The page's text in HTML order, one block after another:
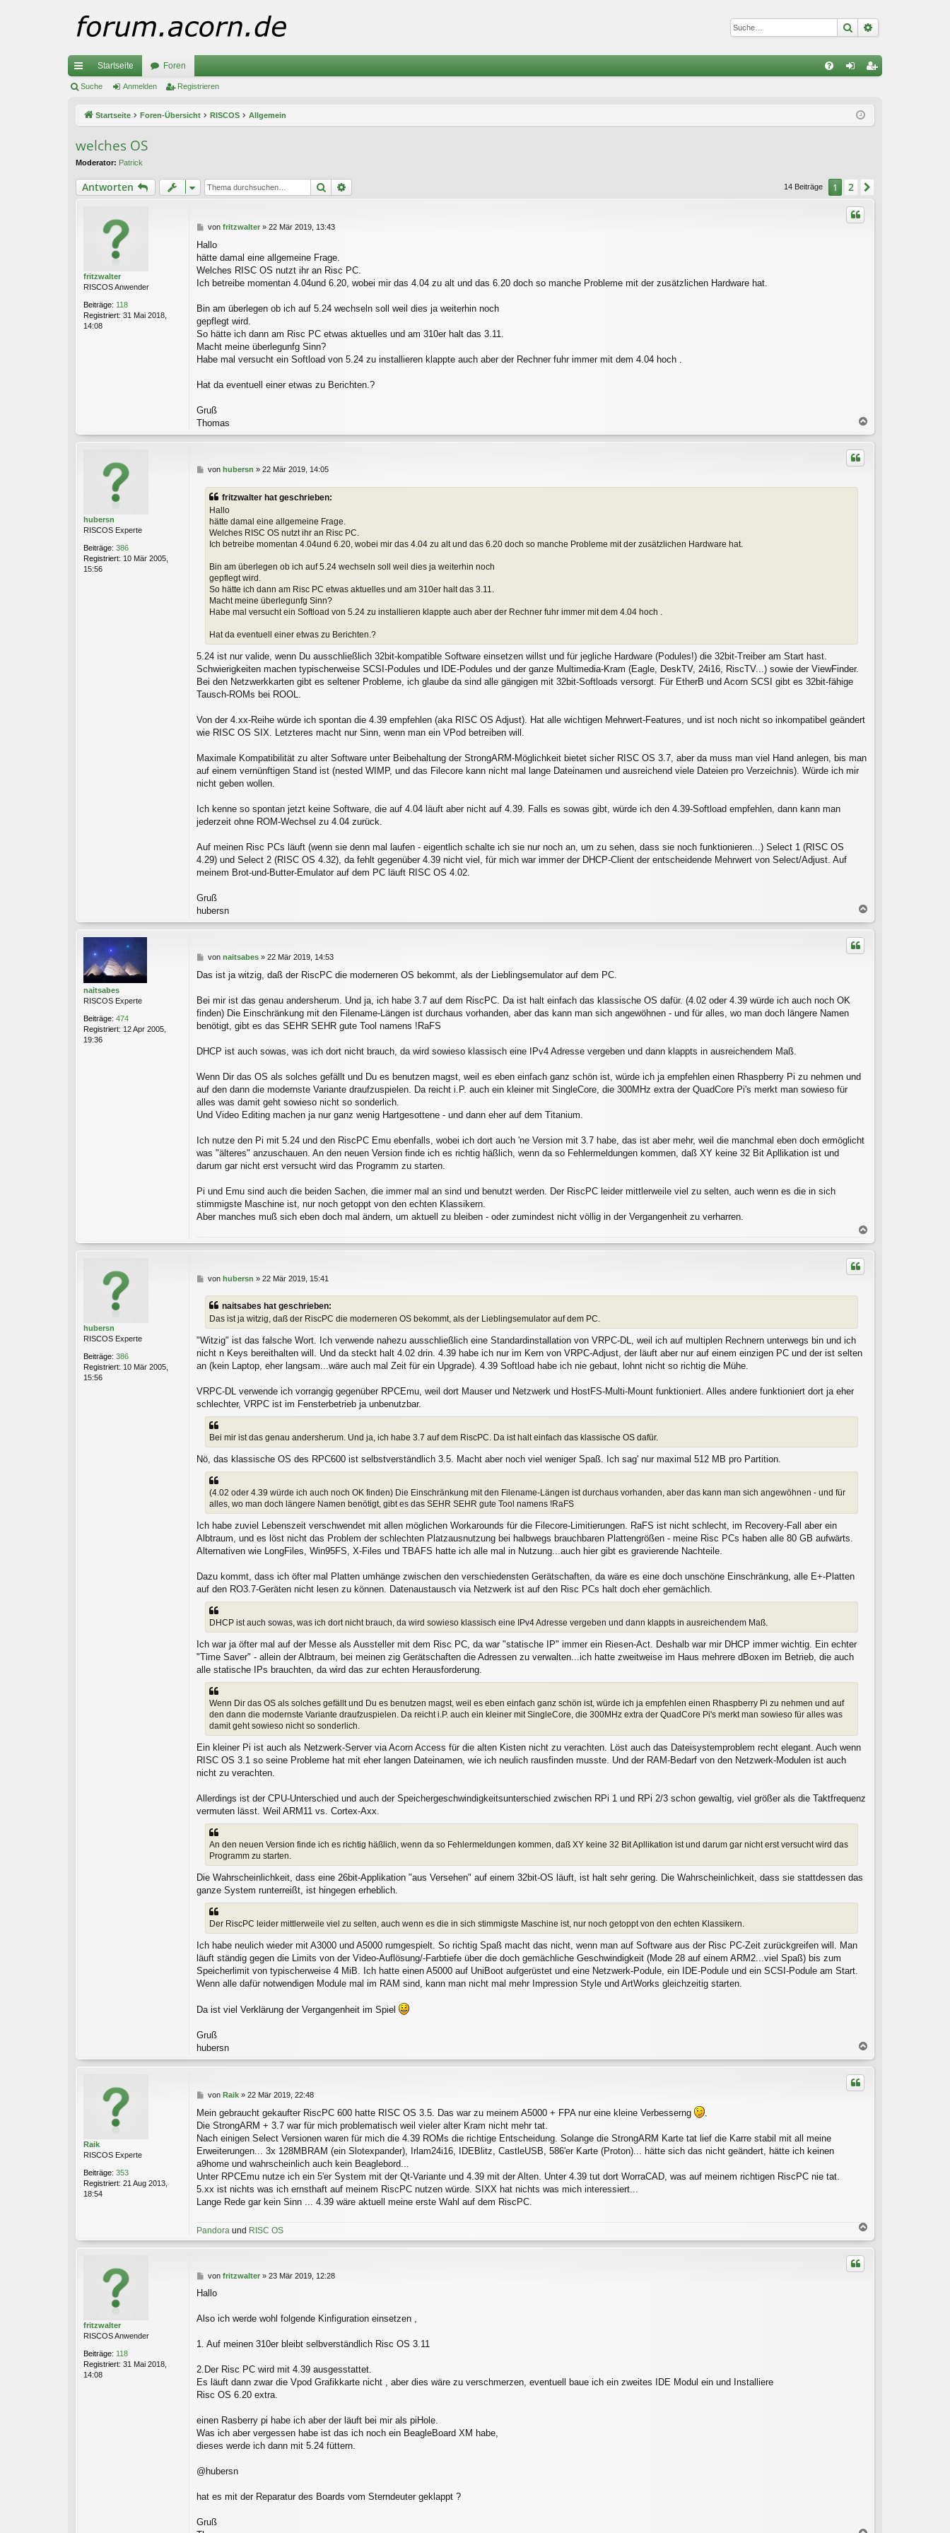
Suche
ch
ug
Startseite Foren
ist
Suche Anmelden Registrieren
Startseite Foren-Übersicht RISCOS Allgemein
welches OS
Moderator: Patrick
Antworten Suche 14 Beiträge 1 2
fritzwalter
RISCOS Anwender
Beiträge: 118
Registriert: 31 Mai 2018,
14:08
B
i
t
r
a
von fritzwalter» 22 Mär 2019, 13:43
Hallo
hätte damal eine allgemeine Frage.
Welches RISC OS nutzt ihr an Risc PC.
Ich betreibe momentan 4.04und 6.20, wobei mir das 4.04 zu alt und das 6.20 doch so manche Probleme mit der zusätzlichen Hardware hat.
Bin am überlegen ob ich auf 5.24 wechseln soll weil dies ja weiterhin noch
gepflegt wird.
So hätte ich dann am Risc PC etwas aktuelles und am 310er halt das 3.11.
Macht meine überlegunfg Sinn?
Habe mal versucht ein Softload von 5.24 zu installieren klappte auch aber der Rechner fuhr immer mit dem 4.04 hoch .
Hat da eventuell einer etwas zu Berichten.?
Gruß
Thomas
a
c
hubersn
RISCOS Experte
Beiträge: 386
Registriert: 10 Mär 2005,
15:56
B
i
von hubersn » 22 Mär 2019, 14:05
fritzwalter hat geschrieben:
Hallo
hätte damal eine allgemeine Frage.
Welches RISC OS nutzt ihr an Risc PC.
Ich betreibe momentan 4.04und 6.20, wobei mir das 4.04 zu alt und das 6.20 doch so manche Probleme mit der zusätzlichen Hardware hat.
Bin am überlegen ob ich auf 5.24 wechseln soll weil dies ja weiterhin noch
gepflegt wird.
So hätte ich dann am Risc PC etwas aktuelles und am 310er halt das 3.11.
Macht meine überlegunfg Sinn?
Habe mal versucht ein Softload von 5.24 zu installieren klappte auch aber der Rechner fuhr immer mit dem 4.04 hoch .
Hat da eventuell einer etwas zu Berichten.?
5.24 ist nur valide, wenn Du ausschließlich 32bit-kompatible Software einsetzen willst und für jegliche Hardware (Podules!) die 32bit-Treiber am Start hast.
Schwierigkeiten machen typischerweise SCSI-Podules und IDE-Podules und der ganze Multimedia-Kram (Eagle, DeskTV, 24i16, RiscTV...) sowie der ViewFinder.
Bei den Netzwerkkarten gibt es seltener Probleme, ich glaube da sind alle gängigen mit 32bit-Softloads versorgt. Für EtherB und Acorn SCSI gibt es 32bit-fähige
Tausch-ROMs bei ROOL.
Von der 4.xx-Reihe würde ich spontan die 4.39 empfehlen (aka RISC OS Adjust). Hat alle wichtigen Mehrwert-Features, und ist noch nicht so inkompatibel geändert
wie RISC OS SIX. Letzteres macht nur Sinn, wenn man ein VPod betreiben will.
Maximale Kompatibilität zu alter Software unter Beibehaltung der StrongARM-Möglichkeit bietet sicher RISC OS 3.7, aber da muss man viel Hand anlegen, bis man
auf einem vernünftigen Stand ist (nested WIMP, und das Filecore kann nicht mal lange Dateinamen und ausreichend viele Dateien pro Verzeichnis). Würde ich mir
nicht geben wollen.
Ich kenne so spontan jetzt keine Software, die auf 4.04 läuft aber nicht auf 4.39. Falls es sowas gibt, würde ich den 4.39-Softload empfehlen, dann kann man
jederzeit ohne ROM-Wechsel zu 4.04 zurück.
Auf meinen Risc PCs läuft (wenn sie denn mal laufen - eigentlich schalte ich sie nur noch an, um zu sehen, dass sie noch funktionieren...) Select 1 (RISC OS
4.29) und Select 2 (RISC OS 4.32), da fehlt gegenüber 4.39 nicht viel, für mich war immer der DHCP-Client der entscheidende Mehrwert von Select/Adjust. Auf
meinem Brot-und-Butter-Emulator auf dem PC läuft RISC OS 4.02.
Gruß
hubersn
a
c
naitsabes
RISCOS Experte
Beiträge: 474
Registriert: 12 Apr 2005,
19:36
B
i
r
a
von naitsabes» 22 Mär 2019, 14:53
Das ist ja witzig, daß der RiscPC die moderneren OS bekommt, als der Lieblingsemulator auf dem PC.
Bei mir ist das genau andersherum. Und ja, ich habe 3.7 auf dem RiscPC. Da ist halt einfach das klassische OS dafür. (4.02 oder 4.39 würde ich auch noch OK
finden) Die Einschränkung mit den Filename-Längen ist durchaus vorhanden, aber das kann man sich angewöhnen - und für alles, wo man doch längere Namen
benötigt, gibt es das SEHR SEHR gute Tool namens !RaFS
DHCP ist auch sowas, was ich dort nicht brauch, da wird sowieso klassisch eine IPv4 Adresse vergeben und dann klappts in ausreichendem Maß.
Wenn Dir das OS als solches gefällt und Du es benutzen magst, weil es eben einfach ganz schön ist, würde ich ja empfehlen einen Rhaspberry Pi zu nehmen und
auf den dann die modernste Variante draufzuspielen. Da reicht i.P. auch ein kleiner mit SingleCore, die 300MHz extra der QuadCore Pi's merkt man sowieso für
alles was damit geht sowieso nicht so sonderlich.
Und Video Editing machen ja nur ganz wenig Hartgesottene - und dann eher auf dem Titanium.
Ich nutze den Pi mit 5.24 und den RiscPC Emu ebenfalls, wobei ich dort auch 'ne Version mit 3.7 habe, das ist aber mehr, weil die manchmal eben doch ermöglicht
was "älteres" anzuschauen. An den neuen Version finde ich es richtig häßlich, wenn da so Fehlermeldungen kommen, daß XY keine 32 Bit Apllikation ist und
darum gar nicht erst versucht wird das Programm zu starten.
Pi und Emu sind auch die beiden Sachen, die immer mal an sind und benutzt werden. Der RiscPC leider mittlerweile viel zu selten, auch wenn es die in sich
stimmigste Maschine ist, nur noch getoppt von den echten Klassikern.
Aber manches muß sich eben doch mal ändern, um aktuell zu bleiben - oder zumindest nicht völlig in der Vergangenheit zu verharren.
a
c
hubersn
RISCOS Experte
Beiträge: 386
Registriert: 10 Mär 2005,
15:56
B
i
a
g
von hubersn » 22 Mär 2019, 15:41
naitsabes hat geschrieben:
Das ist ja witzig, daß der RiscPC die moderneren OS bekommt, als der Lieblingsemulator auf dem PC.
"Witzig" ist das falsche Wort. Ich verwende nahezu ausschließlich eine Standardinstallation von VRPC-DL, weil ich auf multiplen Rechnern unterwegs bin und ich
nicht n Keys bereithalten will. Und da steckt halt 4.02 drin. 4.39 habe ich nur im Kern von VRPC-Adjust, der läuft aber nur auf einem einzigen PC und der ist selten
an (kein Laptop, eher langsam...wäre auch mal Zeit für ein Upgrade). 4.39 Softload habe ich nie gebaut, lohnt nicht so richtig die Mühe.
VRPC-DL verwende ich vorrangig gegenüber RPCEmu, weil dort Mauser und Netzwerk und HostFS-Multi-Mount funktioniert. Alles andere funktioniert dort ja eher
schlechter, VRPC ist im Fensterbetrieb ja unbenutzbar.
Bei mir ist das genau andersherum. Und ja, ich habe 3.7 auf dem RiscPC. Da ist halt einfach das klassische OS dafür.
Nö, das klassische OS des RPC600 ist selbstverständlich 3.5. Macht aber noch viel weniger Spaß. Ich sag' nur maximal 512 MB pro Partition.
(4.02 oder 4.39 würde ich auch noch OK finden) Die Einschränkung mit den Filename-Längen ist durchaus vorhanden, aber das kann man sich angewöhnen - und für
alles, wo man doch längere Namen benötigt, gibt es das SEHR SEHR gute Tool namens !RaFS
Ich habe zuviel Lebenszeit verschwendet mit allen möglichen Workarounds für die Filecore-Limitierungen. RaFS ist nicht schlecht, im Recovery-Fall aber ein
Albtraum, und es löst nicht das Problem der schlechten Platzausnutzung bei halbwegs brauchbaren Plattengrößen - meine Risc PCs haben alle 80 GB aufwärts.
Alternativen wie LongFiles, Win95FS, X-Files und TBAFS hatte ich alle mal in Nutzung...auch hier gibt es gravierende Nachteile.
Dazu kommt, dass ich öfter mal Platten umhänge zwischen den verschiedensten Gerätschaften, da wäre es eine doch unschöne Einschränkung, alle E+-Platten
auf den RO3.7-Geräten nicht lesen zu können. Datenaustausch via Netzwerk ist auf den Risc PCs halt doch eher gemächlich.
DHCP ist auch sowas, was ich dort nicht brauch, da wird sowieso klassisch eine IPv4 Adresse vergeben und dann klappts in ausreichendem Maß.
Ich war ja öfter mal auf der Messe als Aussteller mit dem Risc PC, da war "statische IP" immer ein Riesen-Act. Deshalb war mir DHCP immer wichtig. Ein echter
"Time Saver" - allein der Albtraum, bei meinen zig Gerätschaften die Adressen zu verwalten...ich hatte zweitweise im Haus mehrere dBoxen im Betrieb, die auch
alle statische IPs brauchten, da wird das zur echten Herausforderung.
Wenn Dir das OS als solches gefällt und Du es benutzen magst, weil es eben einfach ganz schön ist, würde ich ja empfehlen einen Rhaspberry Pi zu nehmen und auf
den dann die modernste Variante draufzuspielen. Da reicht i.P. auch ein kleiner mit SingleCore, die 300MHz extra der QuadCore Pi's merkt man sowieso für alles was
damit geht sowieso nicht so sonderlich.
Ein kleiner Pi ist auch als Netzwerk-Server via Acorn Access für die alten Kisten nicht zu verachten. Löst auch das Dateisystemproblem recht elegant. Auch wenn
RISC OS 3.1 so seine Probleme hat mit eher langen Dateinamen, wie ich neulich rausfinden musste. Und der RAM-Bedarf von den Netzwerk-Modulen ist auch
nicht zu verachten.
Allerdings ist der CPU-Unterschied und auch der Speichergeschwindigkeitsunterschied zwischen RPi 1 und RPi 2/3 schon gewaltig, viel größer als die Taktfrequenz
vermuten lässt. Weil ARM11 vs. Cortex-Axx.
An den neuen Version finde ich es richtig häßlich, wenn da so Fehlermeldungen kommen, daß XY keine 32 Bit Apllikation ist und darum gar nicht erst versucht wird das
Programm zu starten.
Die Wahrscheinlichkeit, dass eine 26bit-Applikation "aus Versehen" auf einem 32bit-OS läuft, ist halt sehr gering. Die Wahrscheinlichkeit, dass sie stattdessen das
ganze System runterreißt, ist hingegen erheblich.
Der RiscPC leider mittlerweile viel zu selten, auch wenn es die in sich stimmigste Maschine ist, nur noch getoppt von den echten Klassikern.
Ich habe neulich wieder mit A3000 und A5000 rumgespielt. So richtig Spaß macht das nicht, wenn man auf Software aus der Risc PC-Zeit zurückgreifen will. Man
läuft ständig gegen die Limits von der Video-Auflösung/-Farbtiefe über die doch gemächliche Geschwindigkeit (Mode 28 auf einem ARM2...viel Spaß) bis zum
Speicherlimit von typischerweise 4 MiB. Ich hatte einen A5000 auf UniBoot aufgerüstet und eine Netzwerk-Podule, ein IDE-Podule und ein SCSI-Podule am Start.
Wenn alle dafür notwendigen Module mal im RAM sind, kann man nicht mal mehr Impression Style und ArtWorks gleichzeitig starten.
Da ist viel Verklärung der Vergangenheit im Spiel
Gruß
hubersn
a
c
Raik
RISCOS Experte
Beiträge: 353
Registriert: 21 Aug 2013,
18:54
B
i
t
r
von Raik» 22 Mär 2019, 22:48
Mein gebraucht gekaufter RiscPC 600 hatte RISC OS 3.5. Das war zu meinem A5000 + FPA nur eine kleine Verbesserng
.
Die StrongARM + 3.7 war für mich problematisch weil vieler alter Kram nicht mehr tat.
Nach einigen Select Versionen waren für mich die 4.39 ROMs die richtige Entscheidung. Solange die StrongARM Karte tat lief die Karre stabil mit all meine
Erweiterungen... 3x 128MBRAM (ein Slotexpander), Irlam24i16, IDEBlitz, CastleUSB, 586'er Karte (Proton)... hätte sich das nicht geändert, hätte ich keinen
a9home und wahrscheinlich auch kein Beaglebord...
Unter RPCEmu nutze ich ein 5'er System mit der Qt-Variante und 4.39 mit der Alten. Unter 4.39 tut dort WorraCAD, was auf meinem richtigen RiscPC nie tat.
5.xx ist nichts was ich ernsthaft auf meinem RiscPC nutzen würde. SIXX hat nichts was mich interessiert...
Lange Rede gar kein Sinn ... 4.39 wäre aktuell meine erste Wahl auf dem RiscPC.
Pandora und RISC OS
a
c
fritzwalter
RISCOS Anwender
Beiträge: 118
Registriert: 31 Mai 2018,
14:08
B
i
r
g
von fritzwalter» 23 Mär 2019, 12:28
Hallo
Also ich werde wohl folgende Kinfiguration einsetzen ,
1. Auf meinen 310er bleibt selbverständlich Risc OS 3.11
2.Der Risc PC wird mit 4.39 ausgesstattet.
Es läuft dann zwar die Vpod Grafikkarte nicht , aber dies wäre zu verschmerzen, eventuell baue ich ein zweites IDE Modul ein und Installiere
Risc OS 6.20 extra.
einen Rasberry pi habe ich aber der läuft bei mir als piHole.
Was ich aber vergessen habe ist das ich noch ein BeagleBoard XM habe,
dieses werde ich dann mit 5.24 füttern.
@hubersn
hat es mit der Reparatur des Boards vom Sterndeuter geklappt ?
Gruß